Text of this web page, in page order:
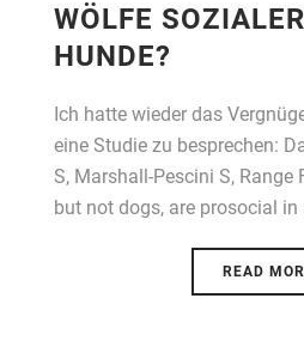
WÖLFE
HUNDE?
Ich hatte wieder das
eine Studie zu besprechen:
S, Marshall-Pescini S, Range
but not dogs, are prosocial in
READ